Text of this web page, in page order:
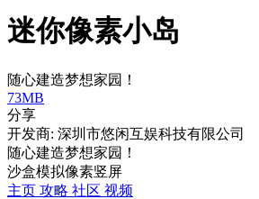
迷你像素小岛
随心建造梦想家园！
73MB
分享
开发商: 深圳市悠闲互娱科技有限公司
随心建造梦想家园！
沙盒模拟像素竖屏
主页 攻略 社区 视频